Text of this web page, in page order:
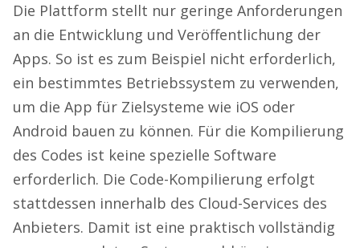
Die Plattform stellt nur geringe Anforderungen
an die Entwicklung und Veröffentlichung der
Apps. So ist es zum Beispiel nicht erforderlich,
ein bestimmtes Betriebssystem zu verwenden,
um die App für Zielsysteme wie iOS oder
Android bauen zu können. Für die Kompilierung
des Codes ist keine spezielle Software
erforderlich. Die Code-Kompilierung erfolgt
stattdessen innerhalb des Cloud-Services des
Anbieters. Damit ist eine praktisch vollständig